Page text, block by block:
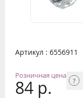
Артикул : 6556911
Розничная цена
84 р.